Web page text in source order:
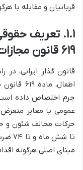
قربانیان و مقابله با
۱.۱. تعریف
۶۱۹ قانون مجازات اسلامی
قانون گذار ایرانی،
اطفال،
جرم اختصاص داده
عمومی یا معابر متعرض
حرکات مخالف شئون و
تا
مبنای اصلی هرگونه